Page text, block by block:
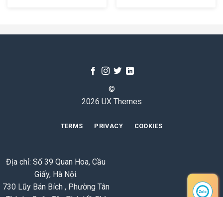
©
2026 UX Themes
TERMS PRIVACY COOKIES
Địa chỉ: Số 39 Quan Hoa, Cầu
Giấy, Hà Nội.
730 Lũy Bán Bích , Phường Tân